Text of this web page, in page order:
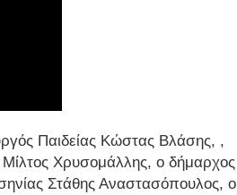
Παιδείας Κώστας Βλάσης, ,
Χρυσομάλλης, ο δήμαρχος
Στάθης Αναστασόπουλος, ο